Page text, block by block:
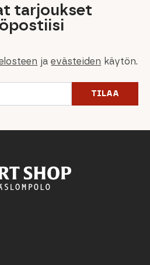
tarjoukset
jaevästeiden käytön.
TILAA